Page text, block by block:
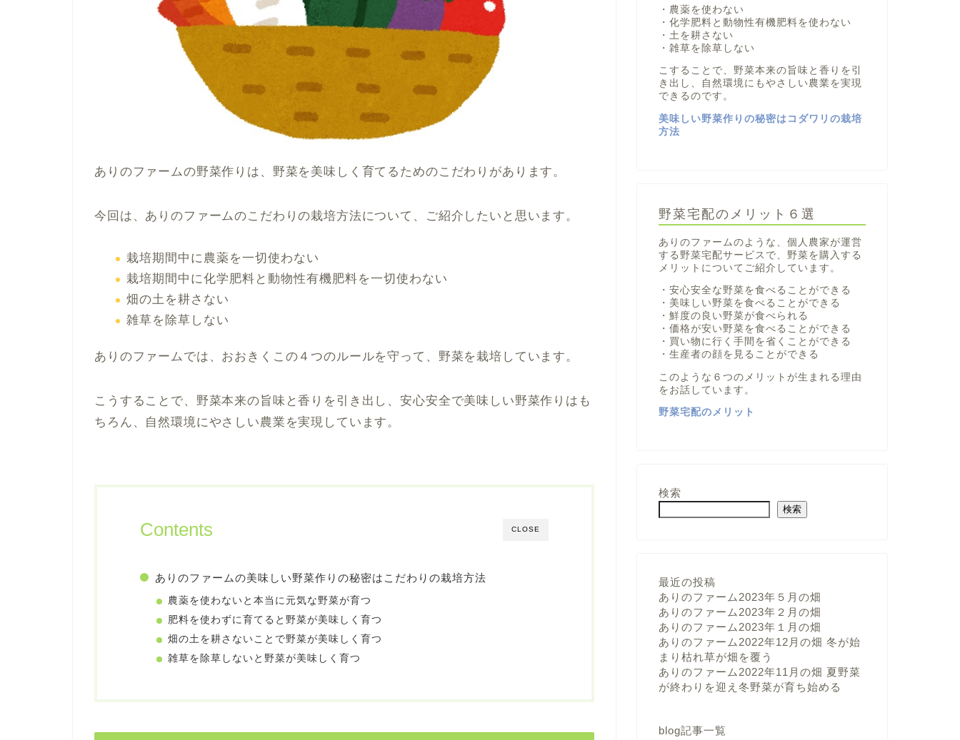
ありのファームの野菜作りは、野菜を美味しく育てるためのこだわりがあります。
今回は、ありのファームのこだわりの栽培方法について、ご紹介したいと思います。
栽培期間中に農薬を一切使わない
栽培期間中に化学肥料と動物性有機肥料を一切使わない
畑の土を耕さない
雑草を除草しない
ありのファームでは、おおきくこの４つのルールを守って、野菜を栽培しています。
こうすることで、野菜本来の旨味と香りを引き出し、安心安全で美味しい野菜作りはも
ちろん、自然環境にやさしい農業を実現しています。
CLOSE
Contents
ありのファームの美味しい野菜作りの秘密はこだわりの栽培方法
農薬を使わないと本当に元気な野菜が育つ
肥料を使わずに育てると野菜が美味しく育つ
畑の土を耕さないことで野菜が美味しく育つ
雑草を除草しないと野菜が美味しく育つ
・農薬を使わない
・化学肥料と動物性有機肥料を使わない
・土を耕さない
・雑草を除草しない
こすることで、野菜本来の旨味と香りを引
き出し、自然環境にもやさしい農業を実現
できるのです。
美味しい野菜作りの秘密はコダワリの栽培
方法
野菜宅配のメリット６選
ありのファームのような、個人農家が運営
する野菜宅配サービスで、野菜を購入する
メリットについてご紹介しています。
・安心安全な野菜を食べることができる
・美味しい野菜を食べることができる
・鮮度の良い野菜が食べられる
・価格が安い野菜を食べることができる
・買い物に行く手間を省くことができる
・生産者の顔を見ることができる
このような６つのメリットが生まれる理由
をお話しています。
野菜宅配のメリット
検索
検索
最近の投稿
ありのファーム2023年５月の畑
ありのファーム2023年２月の畑
ありのファーム2023年１月の畑
ありのファーム2022年12月の畑 冬が始
まり枯れ草が畑を覆う
ありのファーム2022年11月の畑 夏野菜
が終わりを迎え冬野菜が育ち始める
blog記事一覧